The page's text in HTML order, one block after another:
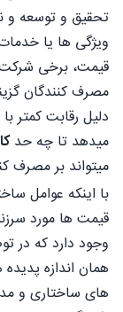
تحقیق و توسعه و
ویژگی ها یا
قیمت، برخی شرکت
مصرف کنندگان
دلیل رقابت کمتر
میدهد تا چه حد
میتواند بر مصرف
با اینکه عوامل
قیمت ها مورد
وجود دارد که در
همان اندازه
های ساختاری و